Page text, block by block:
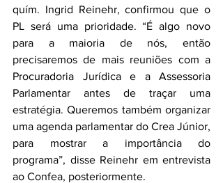
quím. Ingrid Reinehr, confirmou que o
PL será uma prioridade. “É algo novo
para a maioria de nós, então
precisaremos de mais reuniões com a
Procuradoria Jurídica e a Assessoria
Parlamentar antes de traçar uma
estratégia. Queremos também organizar
uma agenda parlamentar do Crea Júnior,
para mostrar a importância do
programa”, disse Reinehr em entrevista
ao Confea, posteriormente.